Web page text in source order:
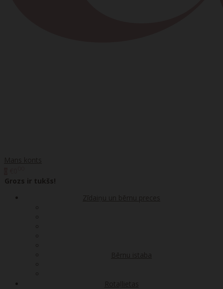
Mans konts
Grozs ir tukšs!
Zīdaiņu un bērnu preces
Bērnu istaba
Rotaļlietas